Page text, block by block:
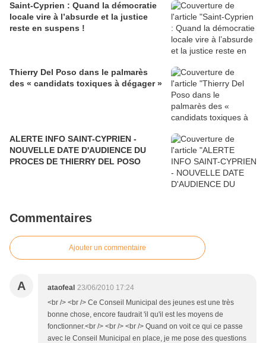
Saint-Cyprien : Quand la démocratie
locale vire à l’absurde et la justice
reste en suspens !
Thierry Del Poso dans le palmarès
des « candidats toxiques à dégager »
ALERTE INFO SAINT-CYPRIEN -
NOUVELLE DATE D'AUDIENCE DU
PROCES DE THIERRY DEL POSO
Commentaires
Ajouter un commentaire
A ataofeal 23/06/2010 17:24
<br /> <br /> Ce Conseil Municipal des jeunes est une très
bonne chose, encore faudrait 'il qu'il est les moyens de
fonctionner.<br /> <br /> <br /> Quand on voit ce qui ce passe
avec le Conseil Municipal en place, je me pose des questions